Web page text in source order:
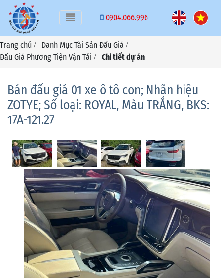
Toggle navigation
0904.066.996
Trang chủ / Danh Mục Tài Sản Đấu Giá /
Đấu Giá Phương Tiện Vận Tải / Chi tiết dự án
Bán đấu giá 01 xe ô tô con; Nhãn hiệu
ZOTYE; Số loại: ROYAL, Màu TRẮNG, BKS:
17A-121.27